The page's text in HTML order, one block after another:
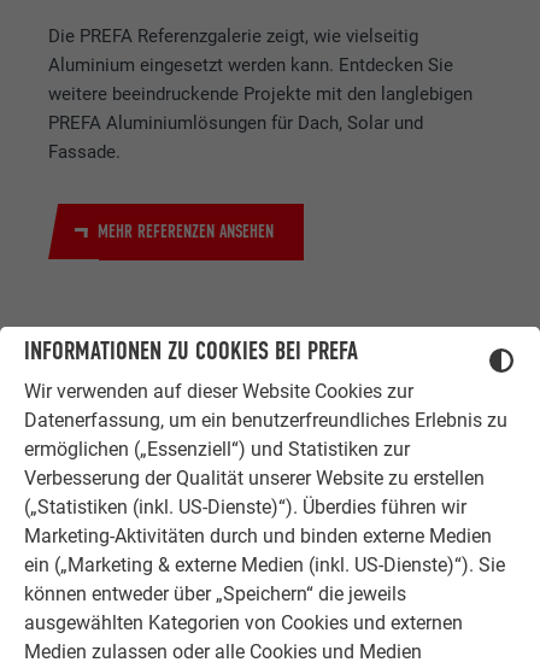
INFORMATIONEN ZU COOKIES BEI PREFA
Wir verwenden auf dieser Website Cookies zur
Datenerfassung, um ein benutzerfreundliches Erlebnis zu
ermöglichen („Essenziell“) und Statistiken zur
Verbesserung der Qualität unserer Website zu erstellen
(„Statistiken (inkl. US-Dienste)“). Überdies führen wir
Marketing-Aktivitäten durch und binden externe Medien
ein („Marketing & externe Medien (inkl. US-Dienste)“). Sie
können entweder über „Speichern“ die jeweils
ausgewählten Kategorien von Cookies und externen
Medien zulassen oder alle Cookies und Medien
Die PREFA Referenzgalerie zeigt, wie vielseitig
Aluminium eingesetzt werden kann. Entdecken Sie
weitere beeindruckende Projekte mit den langlebigen
PREFA Aluminiumlösungen für Dach, Solar und
Fassade.
MEHR REFERENZEN ANSEHEN
ERFAHRUNGSBERICHTE
ZUFRIEDENE KUNDEN
Ob Bauherr, Sanierer, Verarbeiter oder
Architekt - die Zufriedenheit all
unserer Kunden liegt uns am Herzen.
Deshalb versuchen wir als PREFA in
allen Phasen Ihres Projektes als